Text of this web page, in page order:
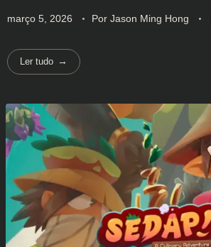
março 5, 2026 Por Jason Ming Hong
Ler tudo